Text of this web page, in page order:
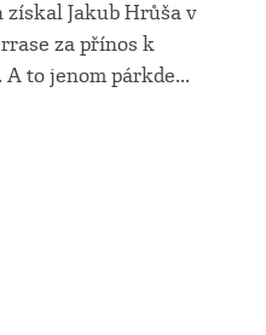
Jakub Hrůša v
za přínos k
to jenom párkde...